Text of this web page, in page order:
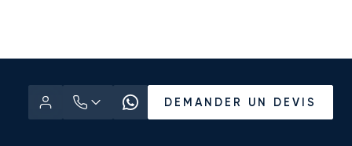
DEMANDER UN DEVIS